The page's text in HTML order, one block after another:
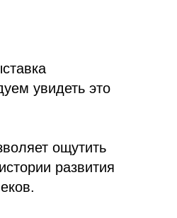
увидеть это
ощутить
развития